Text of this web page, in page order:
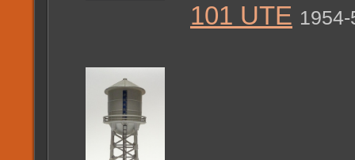
101 UTE 1954-